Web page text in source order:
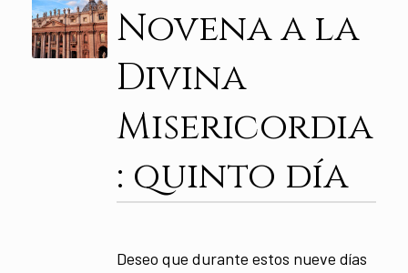
Novena a la
Divina
Misericordia
: quinto día
Deseo que durante estos nueve días